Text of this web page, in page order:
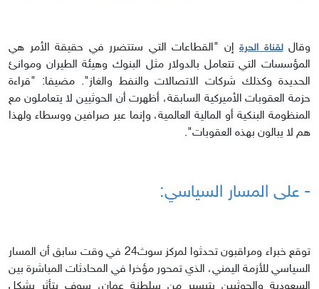
وقاللقناة الحرة إن "القطاعات التي ستتضرر في حقيقة الأمر هي
المؤسسات التي تتعامل بالدولار مثل البنوك وهيئة الطيران وموانئ
الحديدة وكذلك شركات الاتصالات والنفط والغاز". مضيفا: "قراءة
حزمة العقوبات الأميركية السابقة، أظهرت أن الحوثيين لا يتعاملون مع
المنظومة البنكية أو المالية العالمية، وإنما عبر صرافين ووسطاء ولهذا
هم لا يبالون بهذه العقوبات".
- على المسار السياسي:
توقع خبراء ومراقبون تحدثوا لمركز سوث24 في وقت سابق أن المسار
السياسي للأزمة اليمني، الذي تمحور مؤخرا في المحادثات المباشرة بين